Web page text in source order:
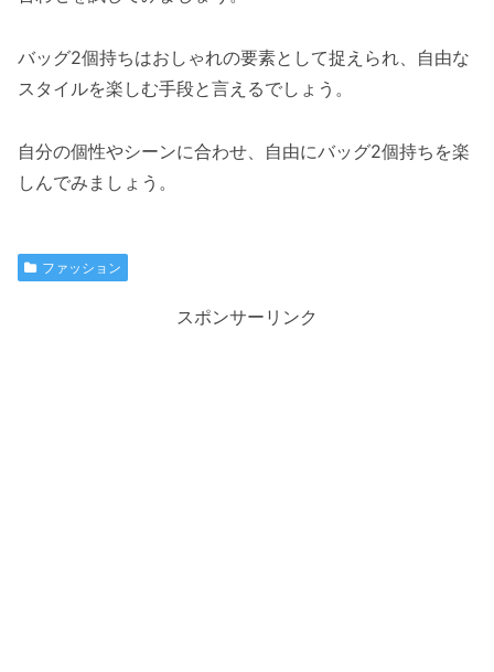
バッグ2個持ちはおしゃれの要素として捉えられ、自由な
スタイルを楽しむ手段と言えるでしょう。
自分の個性やシーンに合わせ、自由にバッグ2個持ちを楽
しんでみましょう。
ファッション
スポンサーリンク